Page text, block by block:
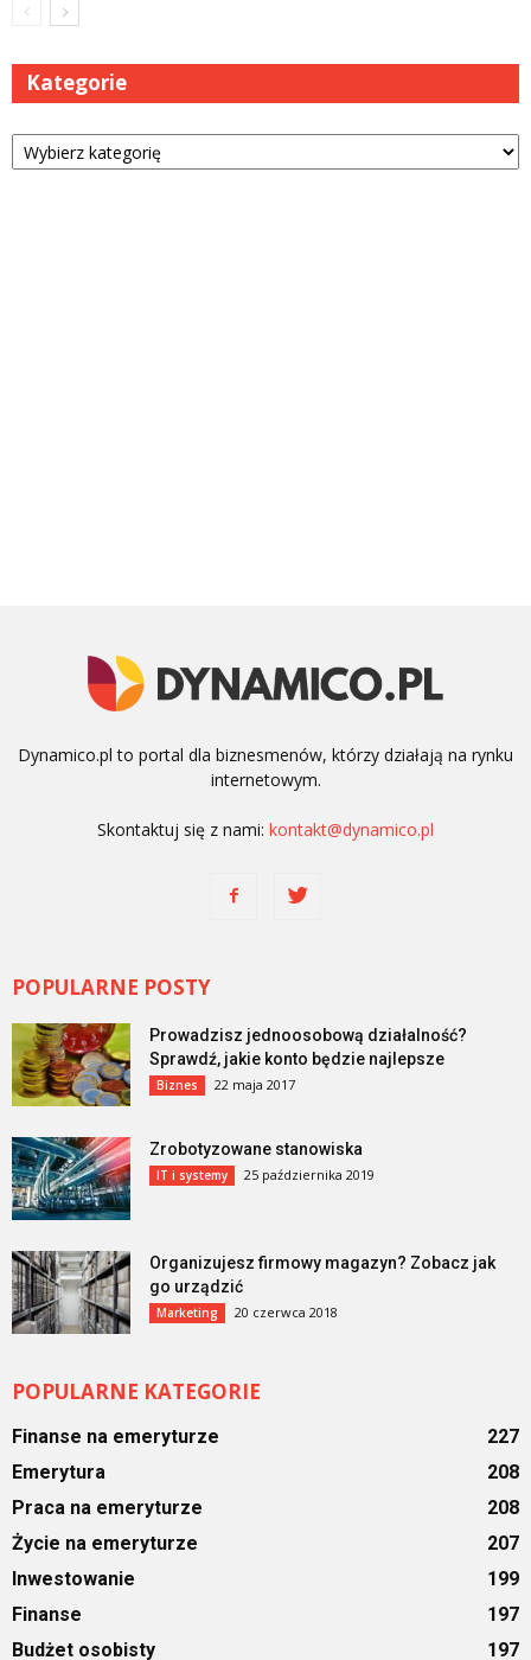
Kategorie
Kategorie
Dynamico.pl to portal dla biznesmenów, którzy działają na rynku
internetowym.
Skontaktuj się z nami: kontakt@dynamico.pl
POPULARNE POSTY
Prowadzisz jednoosobową działalność?
Sprawdź, jakie konto będzie najlepsze
Biznes 22 maja 2017
Zrobotyzowane stanowiska
IT i systemy 25 października 2019
Organizujesz firmowy magazyn? Zobacz jak
go urządzić
Marketing 20 czerwca 2018
POPULARNE KATEGORIE
Finanse na emeryturze
227
Emerytura
208
Praca na emeryturze
208
Życie na emeryturze
207
Inwestowanie
199
Finanse
197
Budżet osobisty
197